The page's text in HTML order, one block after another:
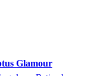
Glamour